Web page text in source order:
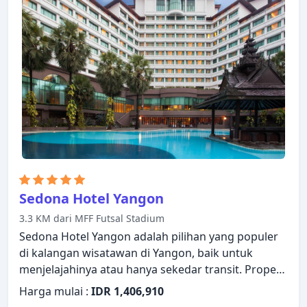
Yangon, Melia Yangon akan membuat Anda
langsung merasa seperti di rumah.
Sedona Hotel Yangon
3.3 KM dari MFF Futsal Stadium
Sedona Hotel Yangon adalah pilihan yang populer
di kalangan wisatawan di Yangon, baik untuk
menjelajahinya atau hanya sekedar transit. Properti
ini menawarkan berbagai fasilitas untuk
memastikan Anda mendapatkan pengalaman yang
Harga mulai : IDR 1,406,910